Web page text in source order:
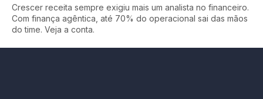
Crescer receita sempre exigiu mais um analista no financeiro.
Com finança agêntica, até 70% do operacional sai das mãos
do time. Veja a conta.